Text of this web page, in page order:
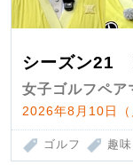
シーズン21
女子ゴルフペア
2026年8月10日
ゴルフ 趣味